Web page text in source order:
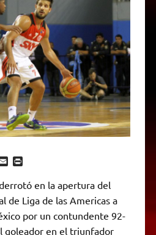
E
i
l
P
i
n
t
r
i
en la apertura del
de Liga de las Americas a
por un contundente 92-
goleador en el triunfador